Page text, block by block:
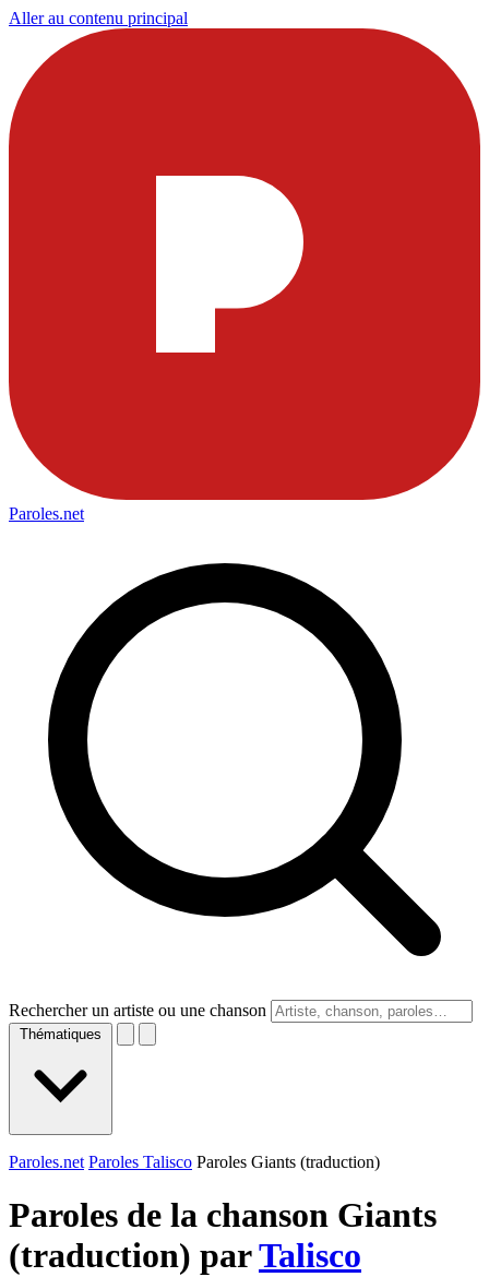
Aller au contenu principal
Paroles.net
Rechercher un artiste ou une chanson
Thématiques
Paroles.net Paroles Talisco Paroles Giants (traduction)
Paroles de la chanson Giants
(traduction) parTalisco